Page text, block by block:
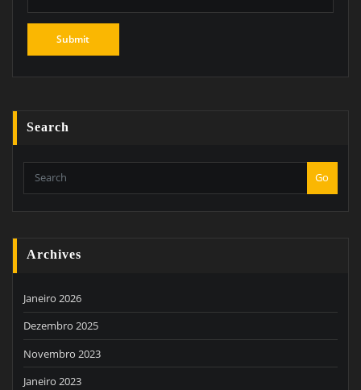
Search
Go
Archives
Janeiro 2026
Dezembro 2025
Novembro 2023
Janeiro 2023